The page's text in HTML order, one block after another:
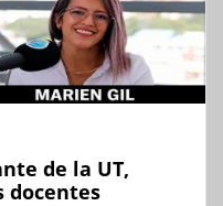
de la UT,
docentes